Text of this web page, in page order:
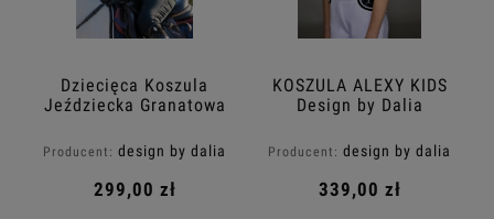
Dziecięca Koszula
Jeździecka Granatowa
Dalia
Producent: design by dalia
299,00 zł
KOSZULA ALEXY KIDS
Design by Dalia
Producent: design by dalia
339,00 zł